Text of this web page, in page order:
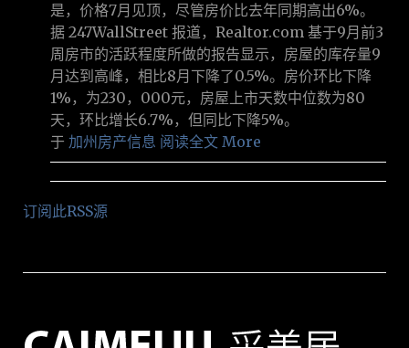
是，价格7月见顶，尽管房价比去年同期高出6%。
据 247WallStreet 报道，Realtor.com 基于9月前3
周房市的活跃程度所做的报告显示，房屋的库存量9
月达到高峰，相比8月下降了0.5%。房价环比下降
1%，为230，000元，房屋上市天数中位数为80
天，环比增长6.7%，但同比下降5%。
于 加州房产信息 阅读全文 More
订阅此RSS源